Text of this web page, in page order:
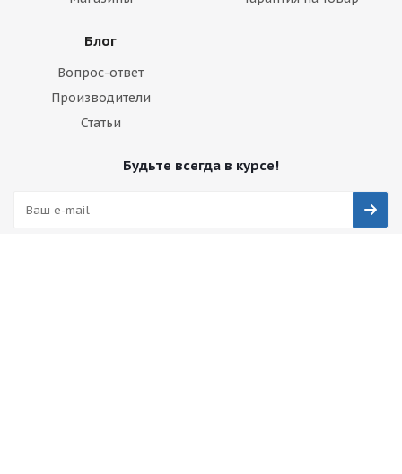
Блог
Вопрос-ответ
Производители
Статьи
Будьте всегда в курсе!